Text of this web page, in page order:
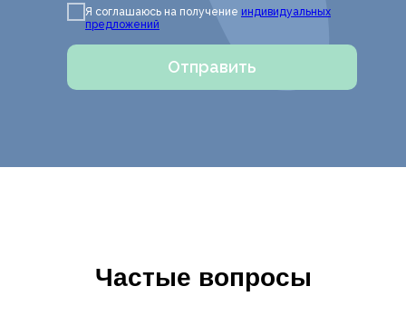
Я соглашаюсь на получение индивидуальных
предложений
Отправить
Частые вопросы